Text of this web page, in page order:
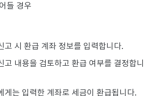
들 경우
고 시 환급 계좌 정보를 입력합니다.
고 내용을 검토하고 환급 여부를 결정합니
게는 입력한 계좌로 세금이 환급됩니다.